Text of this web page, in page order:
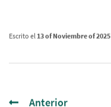
Escrito el 13 of Noviembre of 2025
Anterior